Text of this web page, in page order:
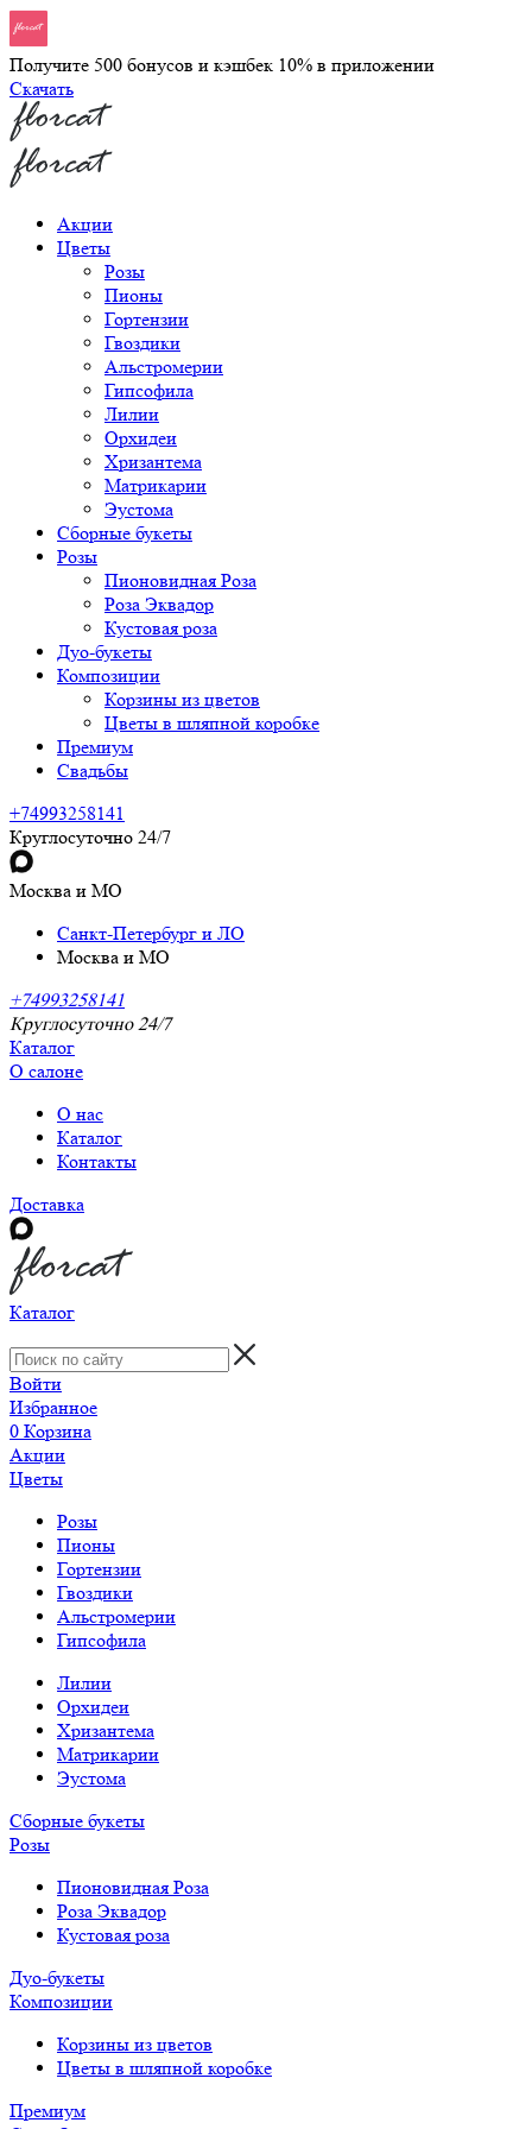
Получите 500 бонусов и кэшбек 10% в приложении
Скачать
Акции
Цветы
Розы
Пионы
Гортензии
Гвоздики
Альстромерии
Гипсофила
Лилии
Орхидеи
Хризантема
Матрикарии
Эустома
Сборные букеты
Розы
Пионовидная Роза
Роза Эквадор
Кустовая роза
Дуо-букеты
Композиции
Корзины из цветов
Цветы в шляпной коробке
Премиум
Свадьбы
+74993258141
Круглосуточно 24/7
Москва и МО
Санкт-Петербург и ЛО
Москва и МО
+74993258141
Круглосуточно 24/7
Каталог
О салоне
О нас
Каталог
Контакты
Доставка
Каталог
Войти
Избранное
0 Корзина
Акции
Цветы
Розы
Пионы
Гортензии
Гвоздики
Альстромерии
Гипсофила
Лилии
Орхидеи
Хризантема
Матрикарии
Эустома
Сборные букеты
Розы
Пионовидная Роза
Роза Эквадор
Кустовая роза
Дуо-букеты
Композиции
Корзины из цветов
Цветы в шляпной коробке
Премиум